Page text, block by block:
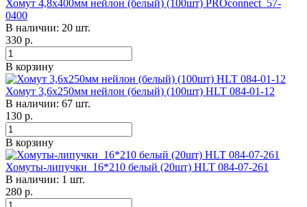
Хомут 4,8х400мм нейлон (белый) (100шт) PROconnect 57-
0400
В наличии: 20 шт.
330 р.
В корзину
Хомут 3,6х250мм нейлон (белый) (100шт) HLT 084-01-12
В наличии: 67 шт.
130 р.
В корзину
Хомуты-липучки 16*210 белый (20шт) HLT 084-07-261
В наличии: 1 шт.
280 р.